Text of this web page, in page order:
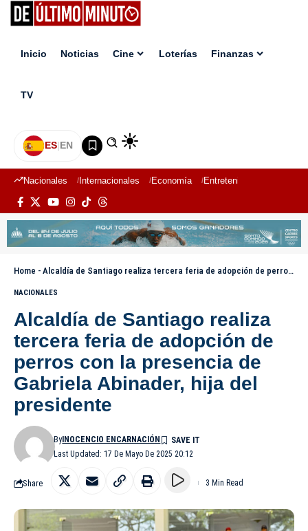
Inicio Noticias Cine Loterías Finanzas
TV
ES|EN
Nacionales Internacionales Economía Entretenimiento
Home - Alcaldía de Santiago realiza tercera feria de adopción de perros con la presencia de Gabriela Abinader, hija del presidente
NACIONALES
Alcaldía de Santiago realiza
tercera feria de adopción de
perros con la presencia de
Gabriela Abinader, hija del
presidente
Last Updated: 17 De Mayo De 2025 20:12
ByINOCENCIO ENCARNACIÓN
Share 3 Min Read